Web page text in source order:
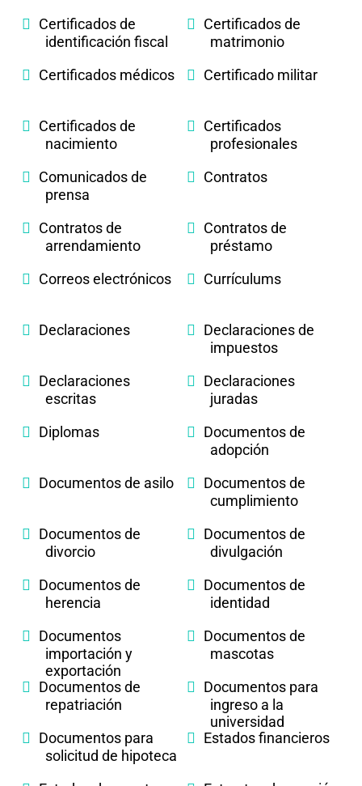
Certificados de
identificación fiscal
Certificados de
matrimonio
Certificados médicos
Certificado militar
Certificados de
nacimiento
Certificados
profesionales
Comunicados de
prensa
Contratos
Contratos de
arrendamiento
Contratos de
préstamo
Correos electrónicos
Currículums
Declaraciones
Declaraciones de
impuestos
Declaraciones
escritas
Declaraciones
juradas
Diplomas
Documentos de
adopción
Documentos de asilo
Documentos de
cumplimiento
Documentos de
divorcio
Documentos de
divulgación
Documentos de
herencia
Documentos de
identidad
Documentos
importación y
exportación
Documentos de
mascotas
Documentos de
repatriación
Documentos para
ingreso a la
universidad
Documentos para
solicitud de hipoteca
Estados financieros